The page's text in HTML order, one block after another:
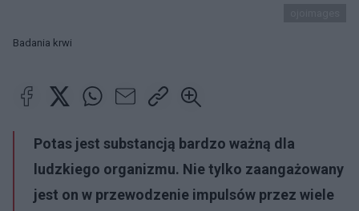
Badania krwi
Potas jest substancją bardzo ważną dla
ludzkiego organizmu. Nie tylko zaangażowany
jest on w przewodzenie impulsów przez wiele